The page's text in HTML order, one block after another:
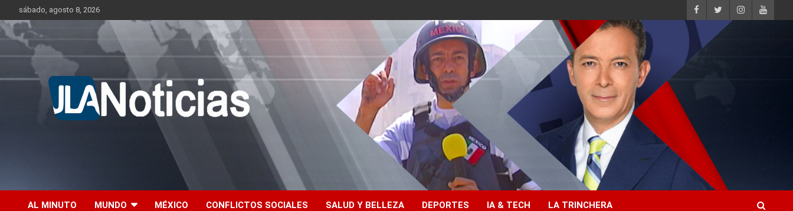
to
content
sábado, agosto 8, 2026
Jlanoticias
AL MINUTO MUNDO MÉXICO CONFLICTOS SOCIALES SALUD Y BELLEZA DEPORTES IA & TECH LA TRINCHERA